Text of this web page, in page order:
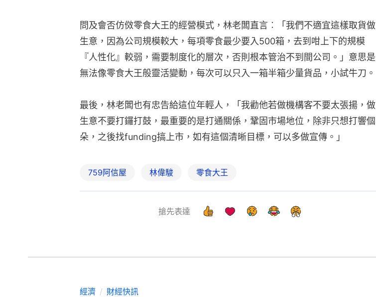
問及會否仿傚零食大王的經營模式，林老闆直言︰「我們不適宜這樣取貨做
生意，因為公司規模較大，每項零食最少要入500箱，去到咁上下的規模
『人性化』較弱，需要制度化的層次，否則根本管治不到間公司。」意思是
無法像零食大王般靈活變動，每次可以只入一箱半箱少量貨品，小試牛刀。
最後，林老闆也有忠告給這位年輕人，「我勸他若做機構客不要太張揚，做
生意不要打鑼打鼓，最重要的是打通關係，鞏固市場地位，除非只想打響個
朵，之後找funding搞上市，如有這個清晰目標，可以多做宣傳。」
759阿信屋 林偉駿 零食大王
搶先表達
經濟 財經快訊